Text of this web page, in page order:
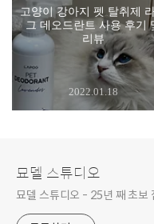
고양이 강아지 펫 탈취제
그 데오드란트 사용 후기
리뷰
2022.01.18
묘델 스튜디오
묘델 스튜디오 - 25년 째 초보